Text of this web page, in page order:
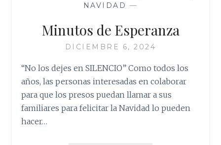
NAVIDAD —
Minutos de Esperanza
DICIEMBRE 6, 2024
“No los dejes en SILENCIO” Como todos los
años, las personas interesadas en colaborar
para que los presos puedan llamar a sus
familiares para felicitar la Navidad lo pueden
hacer…